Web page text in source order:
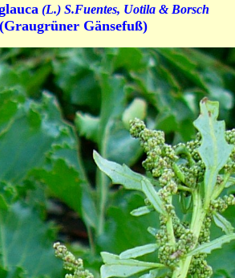
(L.) S.Fuentes, Uotila & Borsch
(Graugrüner Gänsefuß)